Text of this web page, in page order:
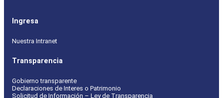
Ingresa
Nuestra Intranet
Transparencia
Gobierno transparente
Declaraciones de Interes o Patrimonio
Solicitud de Información – Ley de Transparencia